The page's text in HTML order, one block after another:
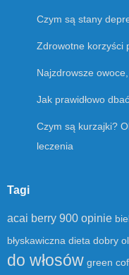
Czym są stany
Zdrowotne korzyści
Najzdrowsze
Jak prawidłowo
Czym są kurzajki?
leczenia
Tagi
acai berry 900 opinie
błyskawiczna dieta dobry
do włosów green